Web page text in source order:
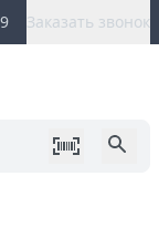
Заказать звонок